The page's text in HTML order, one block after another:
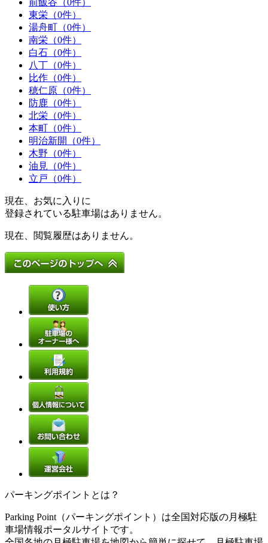
東栄（0件）
湯舟町（0件）
南栄（0件）
白石（0件）
八丁（0件）
比作（0件）
穂仁原（0件）
防鹿（0件）
北栄（0件）
本町（0件）
明治新開（0件）
木野（0件）
油見（0件）
立戸（0件）
現在、お気に入りに
登録されている駐車場はありません。
現在、閲覧履歴はありません。
パーキングポイントとは？
Parking Point（パーキングポイント）は全国対応版の月極駐
車場情報ポータルサイトです。